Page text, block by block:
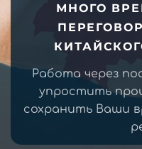
МНОГО
Работа через
упростить
сохранить Ваши